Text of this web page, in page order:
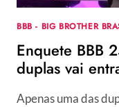
BBB - BIG BROTHER
Enquete BBB
duplas vai
Apenas uma das